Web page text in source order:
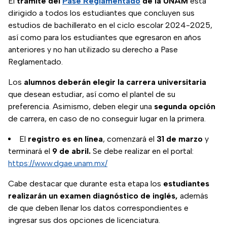
dirigido a todos los estudiantes que concluyen sus
estudios de bachillerato en el ciclo escolar 2024-2025,
así como para los estudiantes que egresaron en años
anteriores y no han utilizado su derecho a Pase
Reglamentado.
Los alumnos deberán elegir la carrera universitaria
que desean estudiar, así como el plantel de su
preferencia. Asimismo, deben elegir una segunda opción
de carrera, en caso de no conseguir lugar en la primera.
El registro es en línea, comenzará el 31 de marzo y
terminará el 9 de abril. Se debe realizar en el portal:
https://www.dgae.unam.mx/
Cabe destacar que durante esta etapa los estudiantes
realizarán un examen diagnóstico de inglés, además
de que deben llenar los datos correspondientes e
ingresar sus dos opciones de licenciatura.